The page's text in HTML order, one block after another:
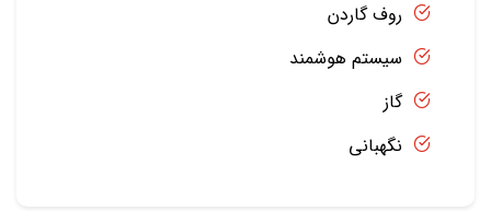
روف گاردن
سیستم هوشمند
گاز
نگهبانی